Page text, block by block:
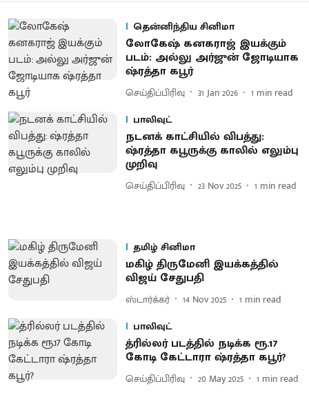
தென்னிந்திய சினிமா
லோகேஷ் கனகராஜ் இயக்கும்
படம்: அல்லு அர்ஜுன் ஜோடியாக
ஷ்ரத்தா கபூர்
செய்திப்பிரிவு 31 Jan 2026 1 min read
பாலிவுட்
நடனக் காட்சியில் விபத்து:
ஷ்ரத்தா கபூருக்கு காலில் எலும்பு
முறிவு
செய்திப்பிரிவு 23 Nov 2025 1 min read
தமிழ் சினிமா
மகிழ் திருமேனி இயக்கத்தில்
விஜய் சேதுபதி
ஸ்டார்க்கர் 14 Nov 2025 1 min read
பாலிவுட்
த்ரில்லர் படத்தில் நடிக்க ரூ.17
கோடி கேட்டாரா ஷ்ரத்தா கபூர்?
செய்திப்பிரிவு 20 May 2025 1 min read